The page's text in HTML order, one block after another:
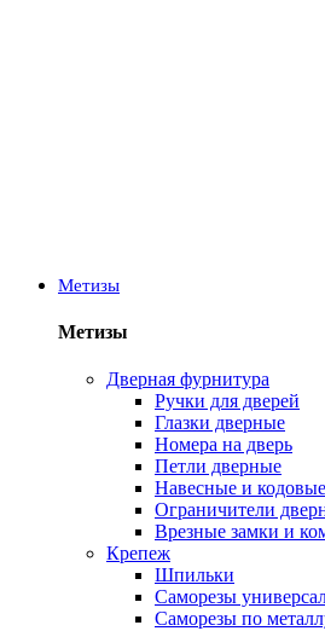
Метизы
Метизы
Дверная фурнитура
Ручки для дверей
Глазки дверные
Номера на дверь
Петли дверные
Навесные и
Ограничители
Врезные замки и
Крепеж
Шпильки
Саморезы
Саморезы по